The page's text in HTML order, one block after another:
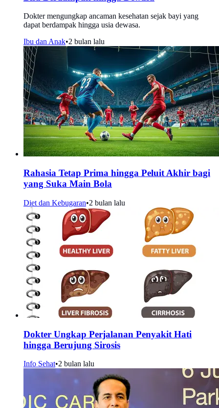
Dokter mengungkap ancaman kesehatan sejak bayi yang
dapat berdampak hingga usia dewasa.
Ibu dan Anak•2 bulan lalu
Rahasia Tetap Prima hingga Peluit Akhir bagi
yang Suka Main Bola
Diet dan Kebugaran•2 bulan lalu
Dokter Ungkap Perjalanan Penyakit Hati
hingga Berujung Sirosis
Info Sehat•2 bulan lalu